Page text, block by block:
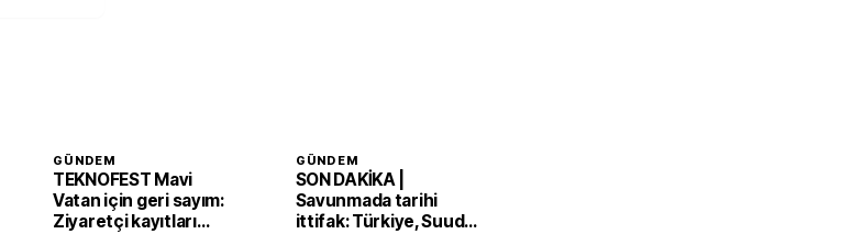
GÜNDEM
TEKNOFEST Mavi
Vatan için geri sayım:
Ziyaretçi kayıtları
GÜNDEM
SON DAKİKA |
Savunmada tarihi
ittifak: Türkiye, Suudi